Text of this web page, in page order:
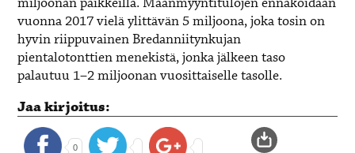
vuonna 2017 vielä ylittävän 5 miljoona, joka tosin on
hyvin riippuvainen Bredanniitynkujan
pientalotonttien menekistä, jonka jälkeen taso
palautuu 1–2 miljoonan vuosittaiselle tasolle.
Jaa kirjoitus:
0